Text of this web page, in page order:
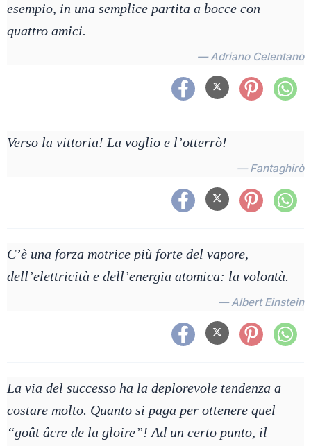
esempio, in una semplice partita a bocce con
quattro amici.
— Adriano Celentano
Verso la vittoria! La voglio e l’otterrò!
— Fantaghirò
C’è una forza motrice più forte del vapore,
dell’elettricità e dell’energia atomica: la volontà.
— Albert Einstein
La via del successo ha la deplorevole tendenza a
costare molto. Quanto si paga per ottenere quel
“goût âcre de la gloire”! Ad un certo punto, il